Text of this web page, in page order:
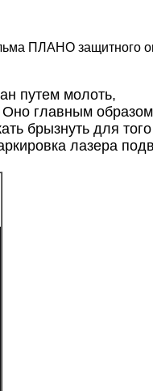
ПЛАНО защитного
путем молоть,
главным
брызнуть для
лазера